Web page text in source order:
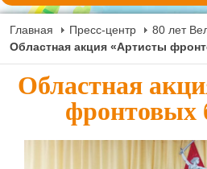
Главная Пресс-центр
80 лет
Областная акция «Артисты
Областная
фронтовых